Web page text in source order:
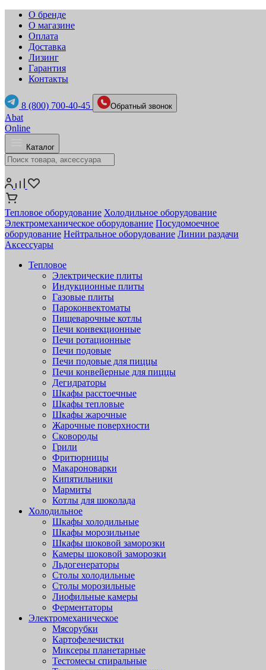
О бренде
О магазине
Оплата
Доставка
Лизинг
Гарантия
Контакты
8 (800) 700-40-45 Обратный звонок
Abat
Online
Каталог
Тепловое оборудование Холодильное оборудование
Электромеханическое оборудование Посудомоечное
оборудование Нейтральное оборудование Линии раздачи
Аксессуары
Тепловое
Электрические плиты
Индукционные плиты
Газовые плиты
Пароконвектоматы
Пищеварочные котлы
Печи конвекционные
Печи ротационные
Печи подовые
Печи подовые для пиццы
Печи конвейерные для пиццы
Дегидраторы
Шкафы расстоечные
Шкафы тепловые
Шкафы жарочные
Жарочные поверхности
Сковороды
Грили
Фритюрницы
Макароноварки
Кипятильники
Мармиты
Котлы для шоколада
Холодильное
Шкафы холодильные
Шкафы морозильные
Шкафы шоковой заморозки
Камеры шоковой заморозки
Льдогенераторы
Столы холодильные
Столы морозильные
Лиофильные камеры
Ферментаторы
Электромеханическое
Мясорубки
Картофелечистки
Миксеры планетарные
Тестомесы спиральные